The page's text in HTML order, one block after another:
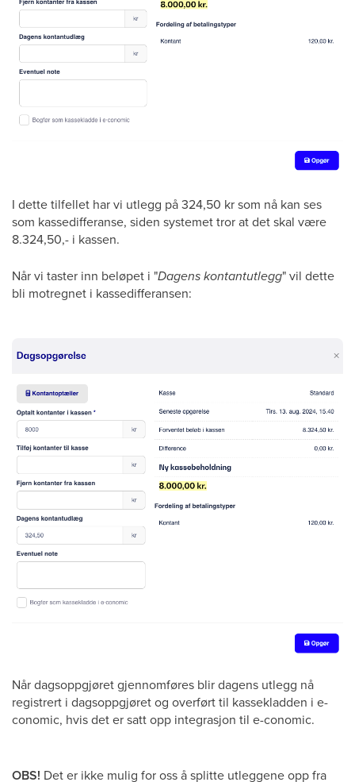
I dette tilfellet har vi utlegg på 324,50 kr som nå kan ses
som kassedifferanse, siden systemet tror at det skal være
8.324,50,- i kassen.
Når vi taster inn beløpet i "Dagens kontantutlegg" vil dette
bli motregnet i kassedifferansen:
Når dagsoppgjøret gjennomføres blir dagens utlegg nå
registrert i dagsoppgjøret og overført til kassekladden i e-
conomic, hvis det er satt opp integrasjon til e-conomic.
OBS! Det er ikke mulig for oss å splitte utleggene opp fra